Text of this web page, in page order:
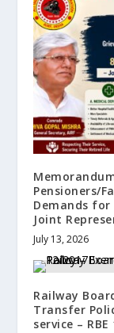
Pensioners/
Demands
Joint
July 13, 2026
Railway
Transfer
service – RBE